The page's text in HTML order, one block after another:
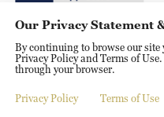
© China Radio
Shijingshan Road, Beijing,
Our Privacy Statement
By continuing to browse our site
Privacy Policy and Terms of
through your browser.
Privacy Policy Terms of Use